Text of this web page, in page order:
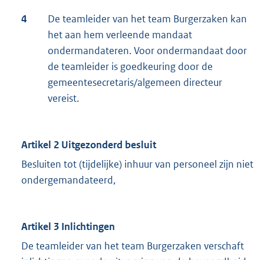
4
De teamleider van het team Burgerzaken kan
het aan hem verleende mandaat
ondermandateren. Voor ondermandaat door
de teamleider is goedkeuring door de
gemeentesecretaris/algemeen directeur
vereist.
Artikel 2 Uitgezonderd besluit
Besluiten tot (tijdelijke) inhuur van personeel zijn niet
ondergemandateerd,
Artikel 3 Inlichtingen
De teamleider van het team Burgerzaken verschaft